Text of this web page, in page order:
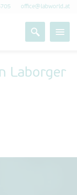
office@labworld.at
Laborger